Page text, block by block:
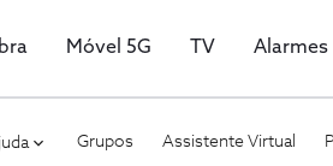
Móvel 5G TV Alarmes
Grupos Assistente Virtual